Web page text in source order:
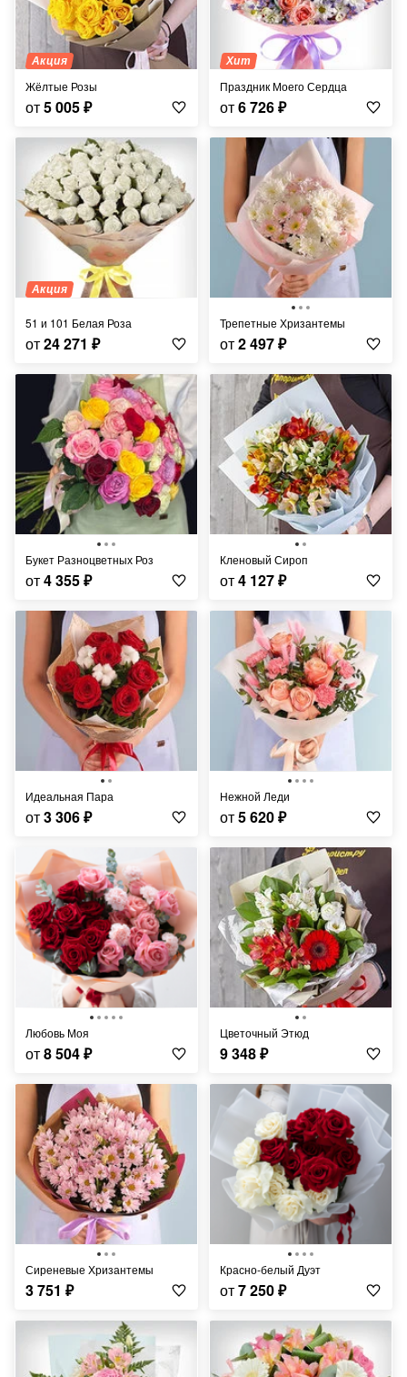
Акция
Жёлтые Розы
от5 005₽
Хит
Праздник Моего Сердца
от6 726₽
Акция
51 и 101 Белая Роза
от24 271 ₽
Трепетные Хризантемы
от2 497₽
Букет Разноцветных Роз
от4 355₽
Кленовый Сироп
от4 127₽
Идеальная Пара
от3 306₽
Нежной Леди
от5 620₽
Любовь Моя
от8 504₽
Цветочный Этюд
9 348₽
Сиреневые Хризантемы
3 751 ₽
Красно-белый Дуэт
от7 250₽